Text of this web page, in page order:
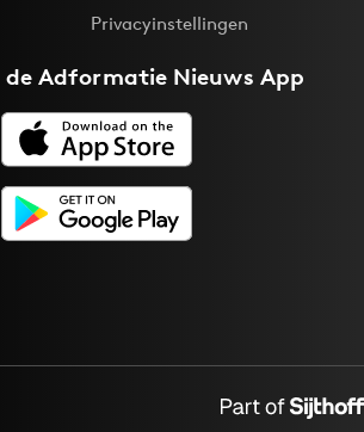
Privacyinstellingen
deAdformatie Nieuws App